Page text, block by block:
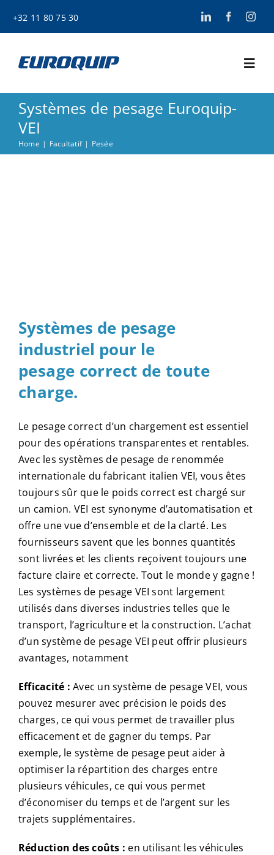
+32 11 80 75 30
Home
Services
Systèmes de pesage Euroquip-
VEI
Home Facultatif Pesée
Systèmes de pesage
industriel pour le
pesage correct de toute
charge.
Le pesage correct d’un chargement est essentiel
pour des opérations transparentes et rentables.
Avec les systèmes de pesage de renommée
internationale du fabricant italien VEI, vous êtes
toujours sûr que le poids correct est chargé sur
un camion. VEI est synonyme d’automatisation et
offre une vue d’ensemble et de la clarté. Les
fournisseurs savent que les bonnes quantités
sont livrées et les clients reçoivent toujours une
facture claire et correcte. Tout le monde y gagne !
Les systèmes de pesage VEI sont largement
utilisés dans diverses industries telles que le
transport, l’agriculture et la construction. L’achat
d’un système de pesage VEI peut offrir plusieurs
avantages, notamment
Efficacité : Avec un système de pesage VEI, vous
pouvez mesurer avec précision le poids des
charges, ce qui vous permet de travailler plus
efficacement et de gagner du temps. Par
exemple, le système de pesage peut aider à
optimiser la répartition des charges entre
plusieurs véhicules, ce qui vous permet
d’économiser du temps et de l’argent sur les
trajets supplémentaires.
Réduction des coûts : en utilisant les véhicules